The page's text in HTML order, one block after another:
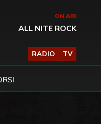
ON AIR
ALL NITE ROCK
RADIO TV